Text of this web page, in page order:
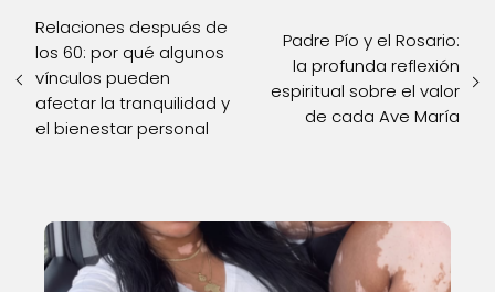
Relaciones después de
los 60: por qué algunos
vínculos pueden
afectar la tranquilidad y
el bienestar personal
Padre Pío y el Rosario:
la profunda reflexión
espiritual sobre el valor
de cada Ave María